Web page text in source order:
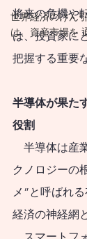
ている
​人生
実にな
の必要
暮らし
すべき
日本
少子化
で、人
世界経済のけん
は、資産市場を
将来の危機や
は、投資家に
把握する重要
半導体が果た
役割
クノロジーの
メ”と呼ばれ
経済の神経網